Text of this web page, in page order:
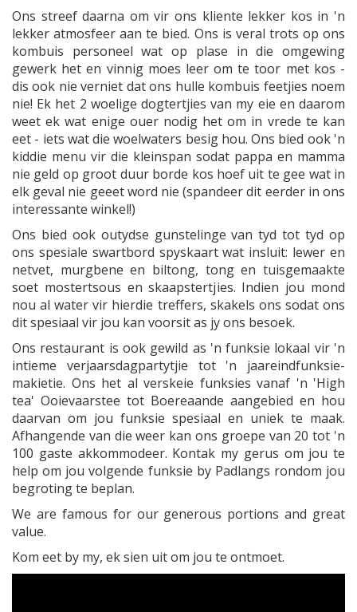
Ons streef daarna om vir ons kliente lekker kos in 'n
lekker atmosfeer aan te bied. Ons is veral trots op ons
kombuis personeel wat op plase in die omgewing
gewerk het en vinnig moes leer om te toor met kos -
dis ook nie verniet dat ons hulle kombuis feetjies noem
nie! Ek het 2 woelige dogtertjies van my eie en daarom
weet ek wat enige ouer nodig het om in vrede te kan
eet - iets wat die woelwaters besig hou. Ons bied ook 'n
kiddie menu vir die kleinspan sodat pappa en mamma
nie geld op groot duur borde kos hoef uit te gee wat in
elk geval nie geeet word nie (spandeer dit eerder in ons
interessante winkel!)
Ons bied ook outydse gunstelinge van tyd tot tyd op
ons spesiale swartbord spyskaart wat insluit: lewer en
netvet, murgbene en biltong, tong en tuisgemaakte
soet mostertsous en skaapstertjies. Indien jou mond
nou al water vir hierdie treffers, skakels ons sodat ons
dit spesiaal vir jou kan voorsit as jy ons besoek.
Ons restaurant is ook gewild as 'n funksie lokaal vir 'n
intieme verjaarsdagpartytjie tot 'n jaareindfunksie-
makietie. Ons het al verskeie funksies vanaf 'n 'High
tea' Ooievaarstee tot Boereaande aangebied en hou
daarvan om jou funksie spesiaal en uniek te maak.
Afhangende van die weer kan ons groepe van 20 tot 'n
100 gaste akkommodeer. Kontak my gerus om jou te
help om jou volgende funksie by Padlangs rondom jou
begroting te beplan.
We are famous for our generous portions and great
value.
Kom eet by my, ek sien uit om jou te ontmoet.